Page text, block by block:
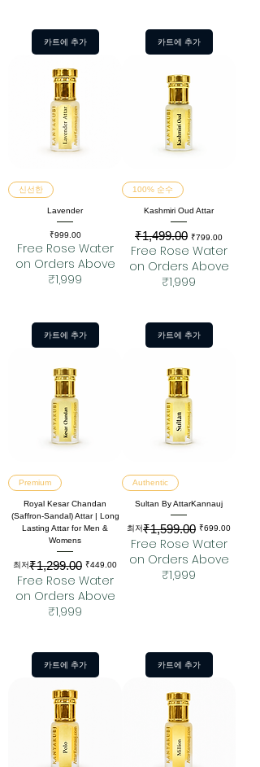
카트에 추가 카트에 추가
신선한
Lavender
가격
₹999.00
Free Rose Water
on Orders Above
₹1,999
카트에 추가
100% 순수
Kashmiri Oud Attar
일반가
₹1,499.00 할인가
₹799.00
Free Rose Water
on Orders Above
₹1,999
카트에 추가
Premium
Royal Kesar Chandan
(Saffron-Sandal) Attar | Long
Lasting Attar for Men &
Womens
최저
일반가₹1,299.00 ₹449.00
할인가
Free Rose Water
on Orders Above
₹1,999
카트에 추가
Authentic
Sultan By AttarKannauj
최저
일반가₹1,599.00 ₹699.00
할인가
Free Rose Water
on Orders Above
₹1,999
카트에 추가